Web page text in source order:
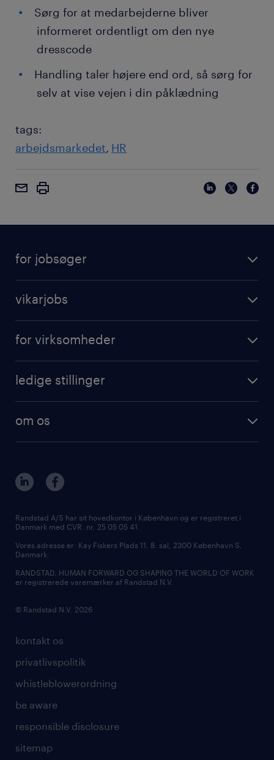
Sørg for at medarbejderne bliver
informeret ordentligt om den nye
dresscode
Handling taler højere end ord, så sørg for
selv at vise vejen i din påklædning
tags:
arbejdsmarkedet HR
for jobsøger
vikarjobs
for virksomheder
ledige stillinger
om os
kontakt os
privatlivspolitik
whistleblowerordning
be aware
responsible disclosure
sitemap
Randstad A/S har sit hovedkontor i København og er registreret i
Danmark med CVR. nr. 25 05 05 41.
Vores adresse er: Kay Fiskers Plads 11, 8. sal, 2300 København S,
Danmark.
RANDSTAD, HUMAN FORWARD OG SHAPING THE WORLD OF WORK
er registrerede varemærker af Randstad N.V.
© Randstad N.V. 2026